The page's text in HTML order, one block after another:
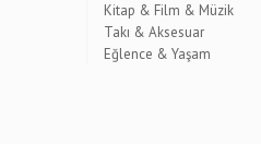
Kitap & Film & Müzik
Takı & Aksesuar
Eğlence & Yaşam